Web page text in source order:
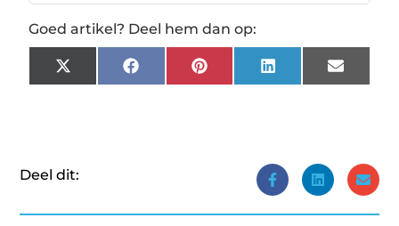
Goed artikel? Deel hem dan op:
X
(Twitter)
FacebookPinterestLinkedInEmail
Deel dit: